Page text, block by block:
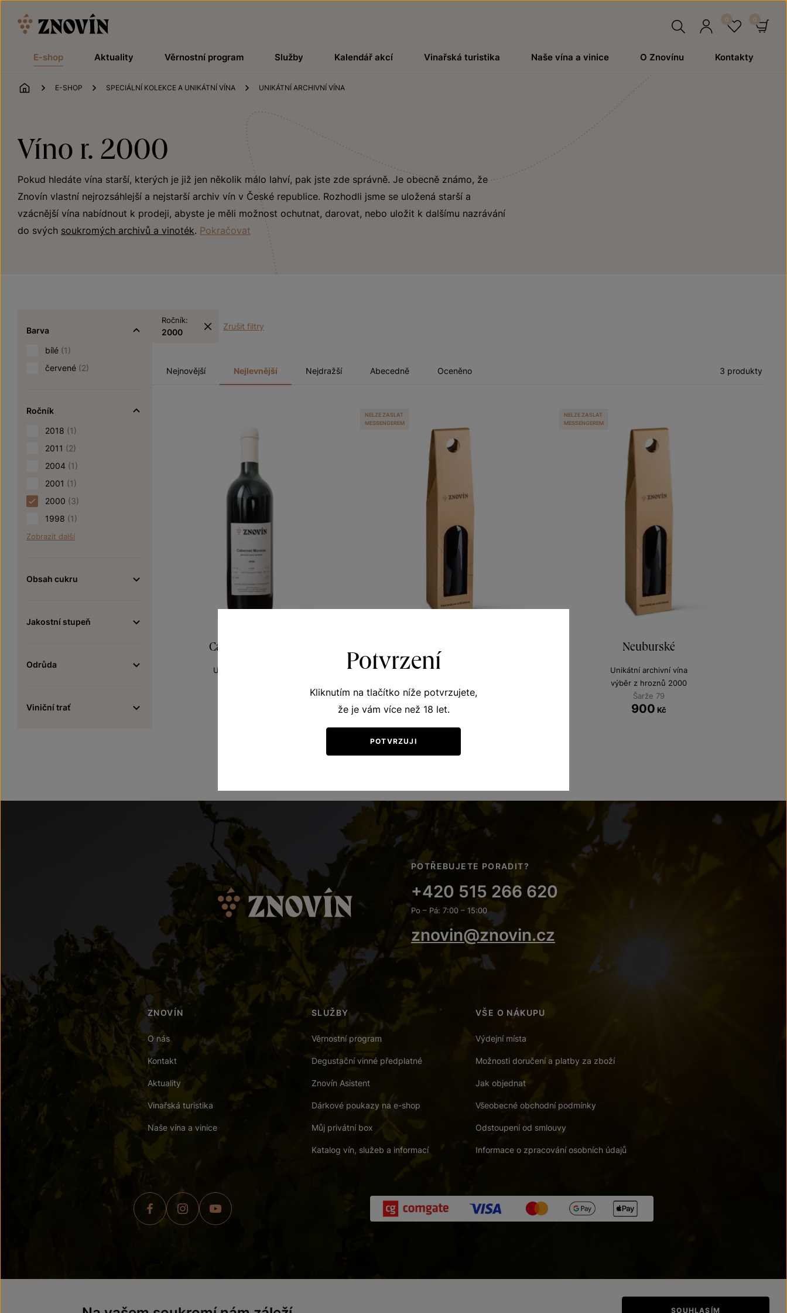
E-shop Aktuality Věrnostní program Služby Kalendář akcí Vinařská turistika Naše vína a vinice O Znovínu Kontakty
ÚVOD
E-SHOP SPECIÁLNÍ KOLEKCE A UNIKÁTNÍ VÍNA UNIKÁTNÍ ARCHIVNÍ VÍNA
Víno r. 2000
Pokud hledáte vína starší, kterých je již jen několik málo lahví, pak jste zde správně. Je obecně známo, že
Znovín vlastní nejrozsáhlejší a nejstarší archiv vín v České republice. Rozhodli jsme se uložená starší a
vzácnější vína nabídnout k prodeji, abyste je měli možnost ochutnat, darovat, nebo uložit k dalšímu nazrávání
do svých soukromých archivů a vinoték. Pokračovat
Barva
bílé (1)
červené (2)
Ročník
2018 (1)
2011 (2)
2004 (1)
2001 (1)
2000 (3)
1998 (1)
Zobrazit další
Obsah cukru
Jakostní stupeň
Odrůda
Viniční trať
Ročník:
2000
Zrušit filtry
Nejnovější Nejlevnější Nejdražší Abecedně Oceněno 3 produkty
Cabernet Moravia
Unikátní archivní vína
Unikátní archivní vína
Šarže 106
500
NELZE ZASLAT
MESSENGEREM
Neuburské
Unikátní archivní vína
výběr z hroznů 2000
Šarže 79
900 Kč
NELZE ZASLAT
MESSENGEREM
POTŘEBUJETE PORADIT?
+420 515 266 620
Po – Pá: 7:00 – 15:00
znovin@znovin.cz
ZNOVÍN
O nás
Kontakt
Aktuality
Vinařská turistika
Naše vína a vinice
SLUŽBY
Věrnostní program
Degustační vinné předplatné
Znovín Asistent
Dárkové poukazy na e-shop
Můj privátní box
Katalog vín, služeb a informací
VŠE O NÁKUPU
Výdejní místa
Možnosti doručení a platby za zboží
Jak objednat
Všeobecné obchodní podmínky
Odstoupení od smlouvy
Informace o zpracování osobních údajů
Potvrzení
Kliknutím na tlačítko níže potvrzujete,
že je vám více než 18 let.
POTVRZUJI
SOUHLASÍM